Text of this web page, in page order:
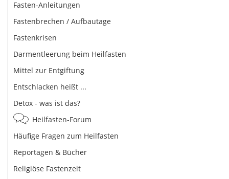
Fasten-Anleitungen
Fastenbrechen / Aufbautage
Fastenkrisen
Darmentleerung beim Heilfasten
Mittel zur Entgiftung
Entschlacken heißt ...
Detox - was ist das?
Heilfasten-Forum
Häufige Fragen zum Heilfasten
Reportagen & Bücher
Religiöse Fastenzeit